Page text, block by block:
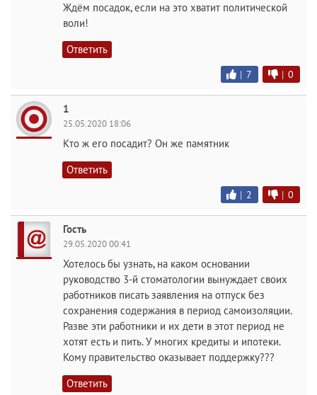
Ждём посадок, если на это хватит политической
воли!
Ответить
| 7 | 0
1
25.05.2020 18:06
Кто ж его посадит? Он же памятник
Ответить
| 2 | 0
Гость
29.05.2020 00:41
Хотелось бы узнать, на каком основании
руководство 3-й стоматологии вынуждает своих
работников писать заявления на отпуск без
сохранения содержания в период самоизоляции.
Разве эти работники и их дети в этот период не
хотят есть и пить. У многих кредиты и ипотеки.
Кому правительство оказывает поддержку???
Ответить